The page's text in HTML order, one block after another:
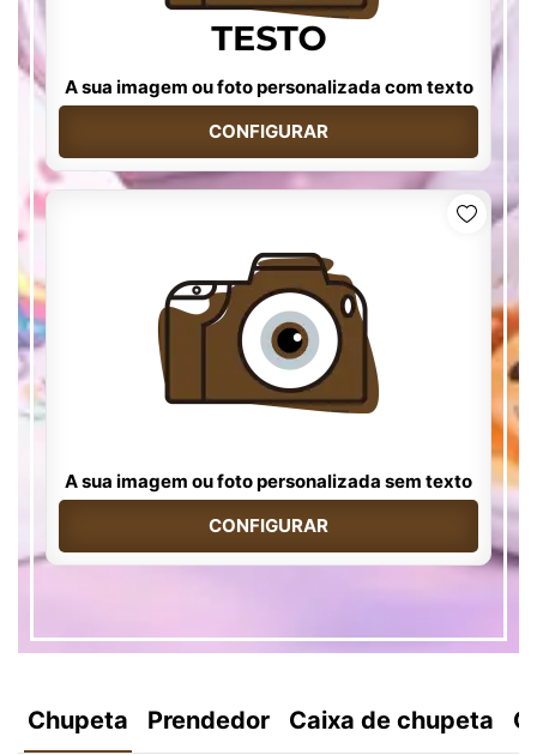
A sua imagem ou foto personalizada com texto
CONFIGURAR
A sua imagem ou foto personalizada sem texto
CONFIGURAR
Chupeta Prendedor Caixa de chupeta